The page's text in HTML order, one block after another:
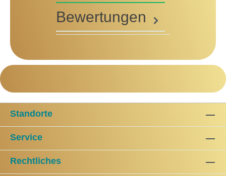
Bewertungen
Standorte
Service
Rechtliches